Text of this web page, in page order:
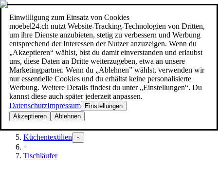
Einwilligung zum Einsatz von Cookies
moebel24.ch nutzt Website-Tracking-Technologien von Dritten,
um ihre Dienste anzubieten, stetig zu verbessern und Werbung
entsprechend der Interessen der Nutzer anzuzeigen. Wenn du
„Akzeptieren“ wählst, bist du damit einverstanden und erlaubst
uns, diese Daten an Dritte weiterzugeben, etwa an unsere
Marketingpartner. Wenn du „Ablehnen” wählst, verwenden wir
nur essentielle Cookies und du erhältst keine personalisierte
Werbung. Weitere Details findest du unter „Einstellungen“. Du
kannst diese auch später jederzeit anpassen.
DatenschutzImpressum
Einstellungen
Akzeptieren
Ablehnen
Suche
moebel dir den besten Preis!moebel dir den besten Preis!
Heimtextilien
Küchentextilien
Tischläufer